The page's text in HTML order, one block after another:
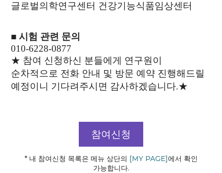
글로벌의학연구센터 건강기능식품임상센터
■시험 관련 문의
010-6228-0877
★ 참여 신청하신 분들에게 연구원이
순차적으로 전화 안내 및 방문 예약 진행해드릴
예정이니 기다려주시면 감사하겠습니다.★
참여신청
* 내 참여신청 목록은 메뉴 상단의 [MY PAGE]에서 확인
가능합니다.